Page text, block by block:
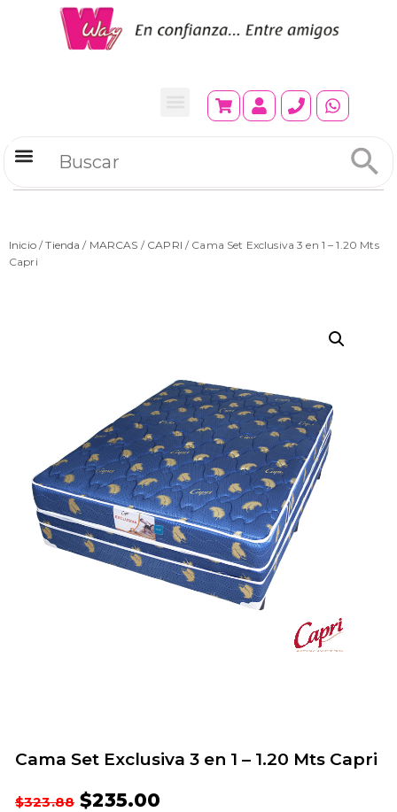
Inicio/Tienda / MARCAS / CAPRI / Cama Set Exclusiva 3 en 1 – 1.20 Mts
Capri
Cama Set Exclusiva 3 en 1 – 1.20 Mts Capri
$323.88 $235.00